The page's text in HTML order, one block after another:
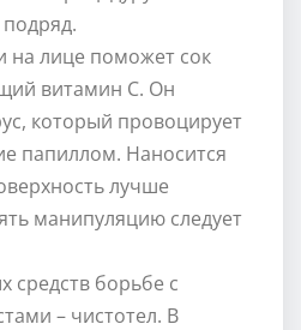
на лице поможет сок
витамин С. Он
который провоцирует
папиллом. Наносится
лучше
манипуляцию следует
средств борьбе с
– чистотел. В